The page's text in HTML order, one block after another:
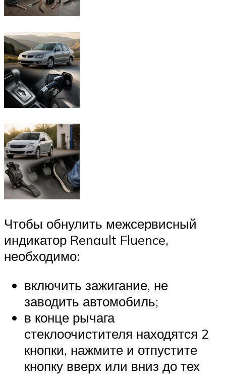
Чтобы обнулить межсервисный
индикатор Renault Fluence,
необходимо:
включить зажигание, не
заводить автомобиль;
в конце рычага
стеклоочистителя находятся 2
кнопки, нажмите и отпустите
кнопку вверх или вниз до тех